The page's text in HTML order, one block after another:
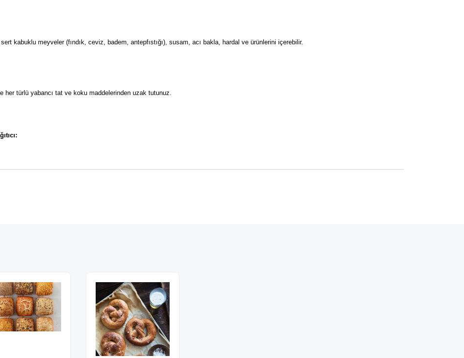
sert kabuklu meyveler (fındık, ceviz, badem, antepfıstığı), susam, acı bakla, hardal ve ürünlerini içerebilir.
her türlü yabancı tat ve koku maddelerinden uzak tutunuz.